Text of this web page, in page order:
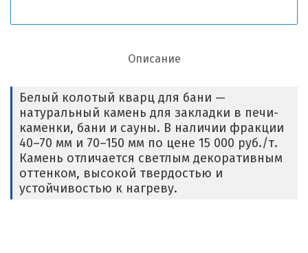
Описание
Белый колотый кварц для бани —
натуральный камень для закладки в печи-
каменки, бани и сауны. В наличии фракции
40–70 мм и 70–150 мм по цене 15 000 руб./т.
Камень отличается светлым декоративным
оттенком, высокой твердостью и
устойчивостью к нагреву.